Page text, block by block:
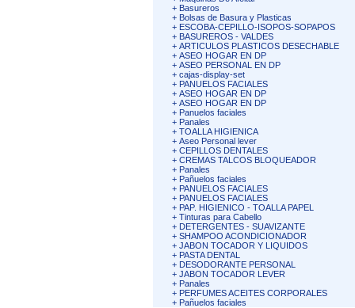
+ Basureros
+ Bolsas de Basura y Plasticas
+ ESCOBA-CEPILLO-ISOPOS-SOPAPOS
+ BASUREROS - VALDES
+ ARTICULOS PLASTICOS DESECHABLE
+ ASEO HOGAR EN DP
+ ASEO PERSONAL EN DP
+ cajas-display-set
+ PANUELOS FACIALES
+ ASEO HOGAR EN DP
+ ASEO HOGAR EN DP
+ Panuelos faciales
+ Panales
+ TOALLA HIGIENICA
+ Aseo Personal lever
+ CEPILLOS DENTALES
+ CREMAS TALCOS BLOQUEADOR
+ Panales
+ Pañuelos faciales
+ PANUELOS FACIALES
+ PANUELOS FACIALES
+ PAP. HIGIENICO - TOALLA PAPEL
+ Tinturas para Cabello
+ DETERGENTES - SUAVIZANTE
+ SHAMPOO ACONDICIONADOR
+ JABON TOCADOR Y LIQUIDOS
+ PASTA DENTAL
+ DESODORANTE PERSONAL
+ JABON TOCADOR LEVER
+ Panales
+ PERFUMES ACEITES CORPORALES
+ Pañuelos faciales